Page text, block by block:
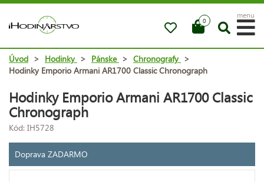
0
menu
Úvod > Hodinky > Pánske > Chronografy >
Hodinky Emporio Armani AR1700 Classic Chronograph
Hodinky Emporio Armani AR1700 Classic
Chronograph
Kód: IH5728
Doprava ZADARMO